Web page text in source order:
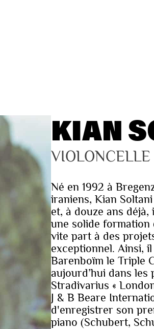
KIAN
VIOLONCELLE
Né en 1992 à
iraniens, Kian
et, à douze ans déjà,
une solide formation
vite part à des
exceptionnel. Ainsi,
Barenboïm le Triple
aujourd’hui dans
Stradivarius «
J & B Beare
d'enregistrer son
piano (Schubert,